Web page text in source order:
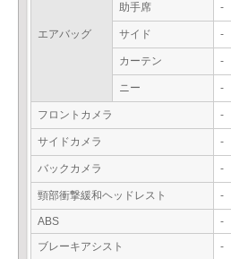
エアバッグ
助手席 -
サイド -
カーテン -
ニー -
フロントカメラ -
サイドカメラ -
バックカメラ -
頸部衝撃緩和ヘッドレスト -
ABS
-
ブレーキアシスト
-